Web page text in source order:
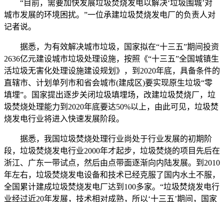
“目前，需要加快发展垃圾焚烧发电以解决‘垃圾围城’对
城市发展的环境困扰。”一位承建垃圾焚烧发电厂的负责人对
记者说。
据悉，为有效解决城市垃圾，国家拟在“十三五”期间投资
2636亿元建设城市垃圾处理设施，按照《“十三五”全国城镇生
活垃圾无害化处理设施建设规划》，到2020年底，具备条件的
直辖市、计划单列市和省会城市(建成区)要实现原生垃圾“零
填埋”。国家提出逐步关闭垃圾填埋场，改建垃圾焚烧厂，垃
圾焚烧处理能力到2020年底要达50%以上，由此可见，垃圾焚
烧发电行业将进入快速发展阶段。
据悉，我国垃圾焚烧处理行业尚处于行业发展的初期阶
段，垃圾焚烧发电行业2000年才起步，垃圾焚烧的项目先后在
浙江、广东一带试点，然后由点带面逐渐向内陆发展。到2010
年左右，垃圾焚烧发电设备和技术已经克服了国内水土不服，
全国累计建成垃圾焚烧发电厂达到100多家。“垃圾焚烧发电行
业经过近20年发展，技术相对成熟，所以‘十三五’期间，国家